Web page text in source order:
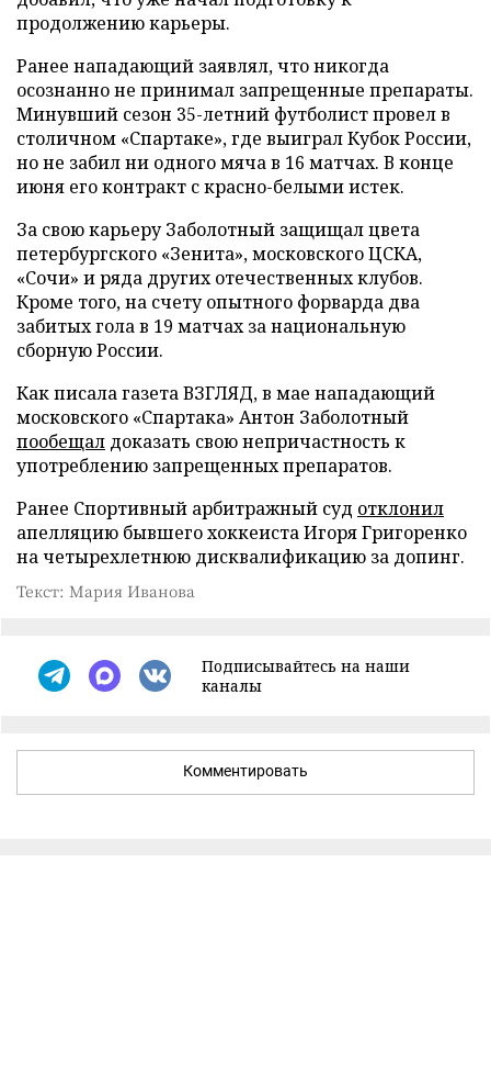
продолжению карьеры.
Ранее нападающий заявлял, что никогда
осознанно не принимал запрещенные препараты.
Минувший сезон 35-летний футболист провел в
столичном «Спартаке», где выиграл Кубок России,
но не забил ни одного мяча в 16 матчах. В конце
июня его контракт с красно-белыми истек.
За свою карьеру Заболотный защищал цвета
петербургского «Зенита», московского ЦСКА,
«Сочи» и ряда других отечественных клубов.
Кроме того, на счету опытного форварда два
забитых гола в 19 матчах за национальную
сборную России.
Как писала газета ВЗГЛЯД, в мае нападающий
московского «Спартака» Антон Заболотный
пообещал доказать свою непричастность к
употреблению запрещенных препаратов.
Ранее Спортивный арбитражный суд отклонил
апелляцию бывшего хоккеиста Игоря Григоренко
на четырехлетнюю дисквалификацию за допинг.
Текст: Мария Иванова
Подписывайтесь на наши
каналы
Комментировать